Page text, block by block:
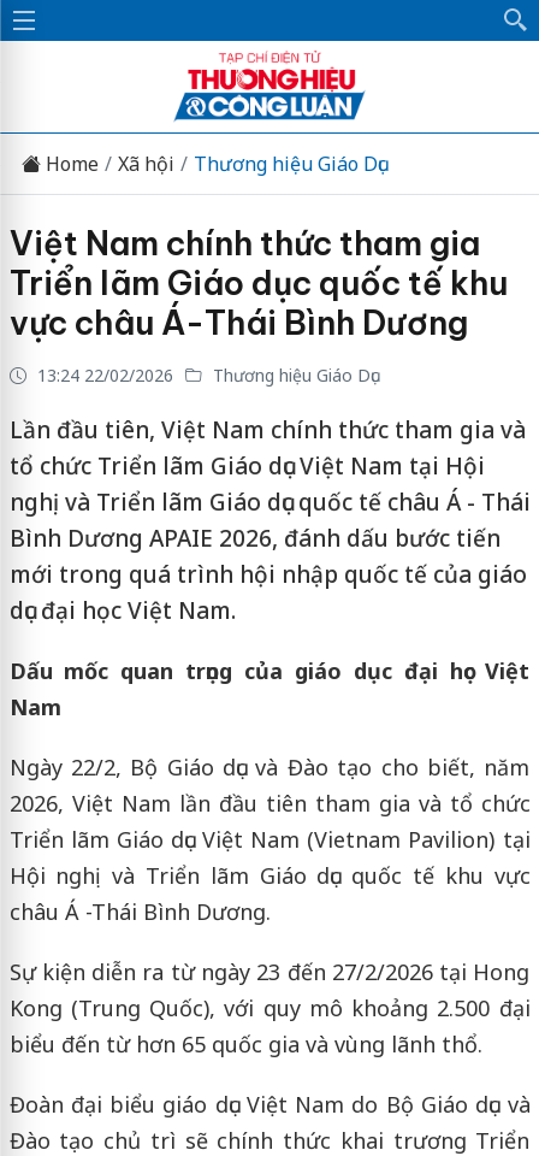
Home Xã hội Thương hiệu Giáo Dục
Việt Nam chính thức tham gia
Triển lãm Giáo dục quốc tế khu
vực châu Á-Thái Bình Dương
13:24 22/02/2026 Thương hiệu Giáo Dục
Lần đầu tiên, Việt Nam chính thức tham gia và
tổ chức Triển lãm Giáo dục Việt Nam tại Hội
nghị và Triển lãm Giáo dục quốc tế châu Á - Thái
Bình Dương APAIE 2026, đánh dấu bước tiến
mới trong quá trình hội nhập quốc tế của giáo
dục đại học Việt Nam.
Dấu mốc quan trọng của giáo dục đại học Việt
Nam
Ngày 22/2, Bộ Giáo dục và Đào tạo cho biết, năm
2026, Việt Nam lần đầu tiên tham gia và tổ chức
Triển lãm Giáo dục Việt Nam (Vietnam Pavilion) tại
Hội nghị và Triển lãm Giáo dục quốc tế khu vực
châu Á -Thái Bình Dương.
Sự kiện diễn ra từ ngày 23 đến 27/2/2026 tại Hong
Kong (Trung Quốc), với quy mô khoảng 2.500 đại
biểu đến từ hơn 65 quốc gia và vùng lãnh thổ.
Đoàn đại biểu giáo dục Việt Nam do Bộ Giáo dục và
Đào tạo chủ trì sẽ chính thức khai trương Triển